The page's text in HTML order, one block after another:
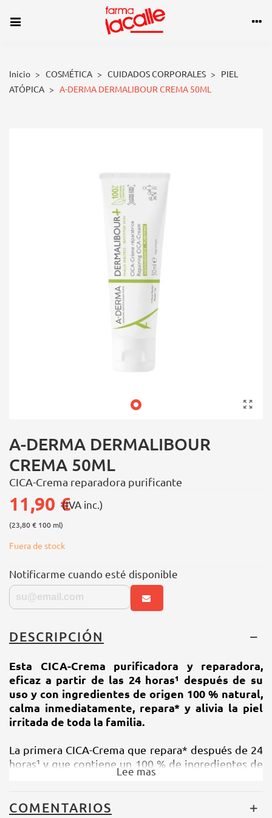
Inicio > COSMÉTICA > CUIDADOS CORPORALES >
PIEL
ATÓPICA > A-DERMA DERMALIBOUR CREMA 50ML
A-DERMA DERMALIBOUR
CREMA 50ML
CICA-Crema reparadora purificante
11,90 €(IVA inc.)
(23,80 € 100 ml)
Fuera de stock
Notificarme cuando esté disponible
DESCRIPCIÓN
Esta CICA-Crema purificadora y reparadora,
eficaz a partir de las 24 horas¹ después de su
uso y con ingredientes de origen 100 % natural,
calma inmediatamente, repara* y alivia la piel
irritada de toda la familia.
La primera CICA-Crema que repara* después de 24
horas¹ y que contiene un 100 % de ingredientes de
Sin perfume ni aceites minerales, no
Lee mas
COMENTARIOS